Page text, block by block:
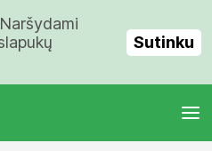
Sutinku